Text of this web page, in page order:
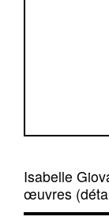
Isabelle
œuvres